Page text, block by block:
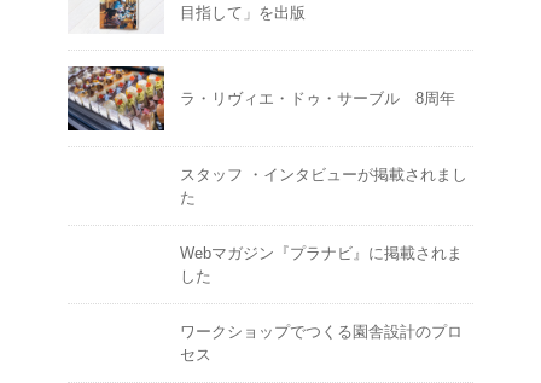
目指して」を出版
ラ・リヴィエ・ドゥ・サーブル 8周年
スタッフ ・インタビューが掲載されまし
た
Webマガジン『プラナビ』に掲載されま
した
ワークショップでつくる園舎設計のプロ
セス